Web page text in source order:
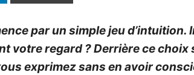
par un simple jeu
votre regard ? Derrière ce
exprimez sans en avoir